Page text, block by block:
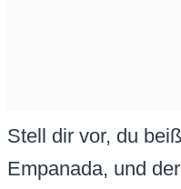
Stell dir vor, du
Empanada, und